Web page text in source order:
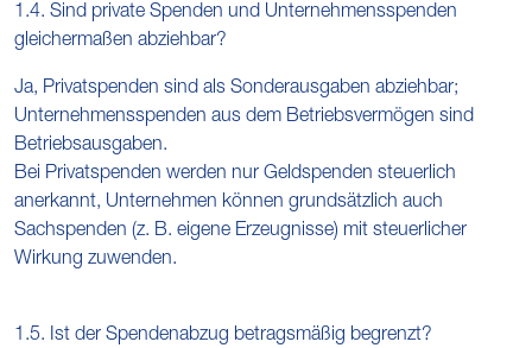
1.4. Sind private Spenden und Unternehmensspenden
gleichermaßen abziehbar?
Ja, Privatspenden sind als Sonderausgaben abziehbar;
Unternehmensspenden aus dem Betriebsvermögen sind
Betriebsausgaben.
Bei Privatspenden werden nur Geldspenden steuerlich
anerkannt, Unternehmen können grundsätzlich auch
Sachspenden (z. B. eigene Erzeugnisse) mit steuerlicher
Wirkung zuwenden.
1.5. Ist der Spendenabzug betragsmäßig begrenzt?